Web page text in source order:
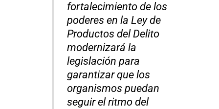
fortalecimiento de los
poderes en la Ley de
Productos del Delito
modernizará la
legislación para
garantizar que los
organismos puedan
seguir el ritmo del